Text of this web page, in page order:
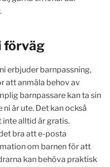
förväg
erbjuder barnpassning,
att anmäla behov av
barnpassare kan ta sin
är ute. Det kan också
inte alltid är gratis.
bra att e-posta
om barnen för att
kan behöva praktisk